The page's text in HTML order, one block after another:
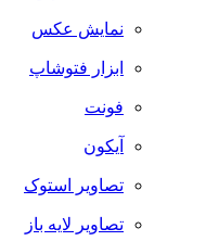
نمایش عکس
ابزار فتوشاپ
فونت
آیکون
تصاویر استوک
تصاویر لایه باز